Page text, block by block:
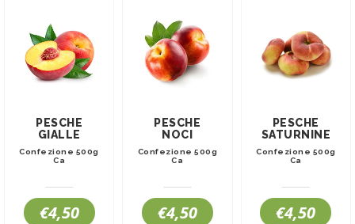
PESCHE
GIALLE
Confezione 500g
Ca
€4,50
PESCHE
NOCI
Confezione 500g
Ca
€4,50
PESCHE
SATURNINE
Confezione 500g
Ca
€4,50